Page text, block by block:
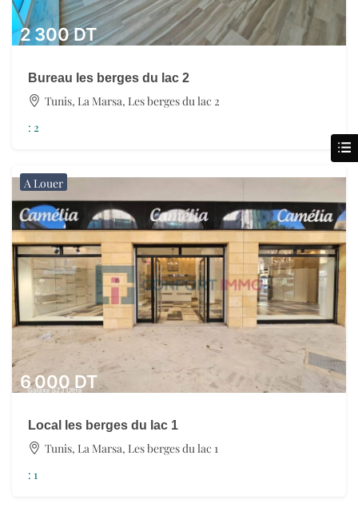
2 300DT
Bureau les berges du lac 2
Tunis, La Marsa, Les berges du lac 2
: 2
A Louer
6 000 DT
Local les berges du lac 1
Tunis, La Marsa, Les berges du lac 1
: 1